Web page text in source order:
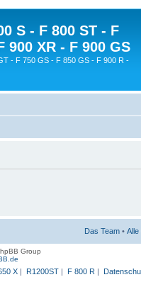
S - F 800 ST - F
900 XR - F 900 GS
- F 750 GS - F 850 GS - F 900 R -
Das Team •
Group
X| R1200ST| F 800 R |